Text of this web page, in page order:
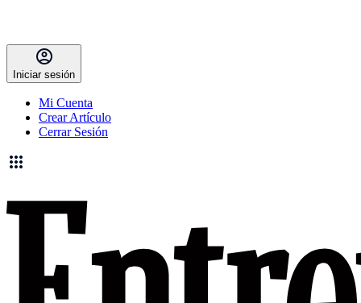
Iniciar sesión
Mi Cuenta
Crear Artículo
Cerrar Sesión